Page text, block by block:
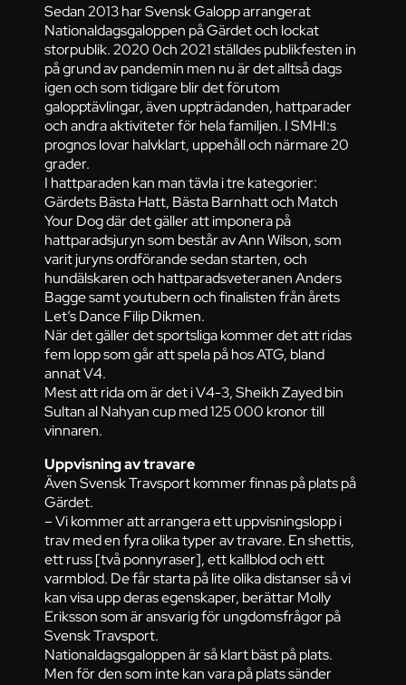
Sedan 2013 har Svensk Galopp arrangerat
Nationaldagsgaloppen på Gärdet och lockat
storpublik. 2020 0ch 2021 ställdes publikfesten in
på grund av pandemin men nu är det alltså dags
igen och som tidigare blir det förutom
galopptävlingar, även uppträdanden, hattparader
och andra aktiviteter för hela familjen. I SMHI:s
prognos lovar halvklart, uppehåll och närmare 20
grader.
I hattparaden kan man tävla i tre kategorier:
Gärdets Bästa Hatt, Bästa Barnhatt och Match
Your Dog där det gäller att imponera på
hattparadsjuryn som består av Ann Wilson, som
varit juryns ordförande sedan starten, och
hundälskaren och hattparadsveteranen Anders
Bagge samt youtubern och finalisten från årets
Let’s Dance Filip Dikmen.
När det gäller det sportsliga kommer det att ridas
fem lopp som går att spela på hos ATG, bland
annat V4.
Mest att rida om är det i V4-3, Sheikh Zayed bin
Sultan al Nahyan cup med 125 000 kronor till
vinnaren.
Uppvisning av travare
Även Svensk Travsport kommer finnas på plats på
Gärdet.
– Vi kommer att arrangera ett uppvisningslopp i
trav med en fyra olika typer av travare. En shettis,
ett russ [två ponnyraser], ett kallblod och ett
varmblod. De får starta på lite olika distanser så vi
kan visa upp deras egenskaper, berättar Molly
Eriksson som är ansvarig för ungdomsfrågor på
Svensk Travsport.
Nationaldagsgaloppen är så klart bäst på plats.
Men för den som inte kan vara på plats sänder